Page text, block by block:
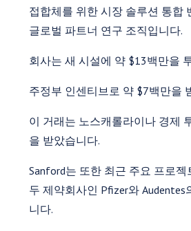
접합체를 위한 시장 솔루션 통합
글로벌 파트너 연구 조직입니다.
회사는 새 시설에 약 $13백만을
주정부 인센티브로 약 $7백만을
이 거래는 노스캐롤라이나 경제
을 받았습니다.
Sanford는 또한 최근 주요 프로
두 제약회사인 Pfizer와
니다.